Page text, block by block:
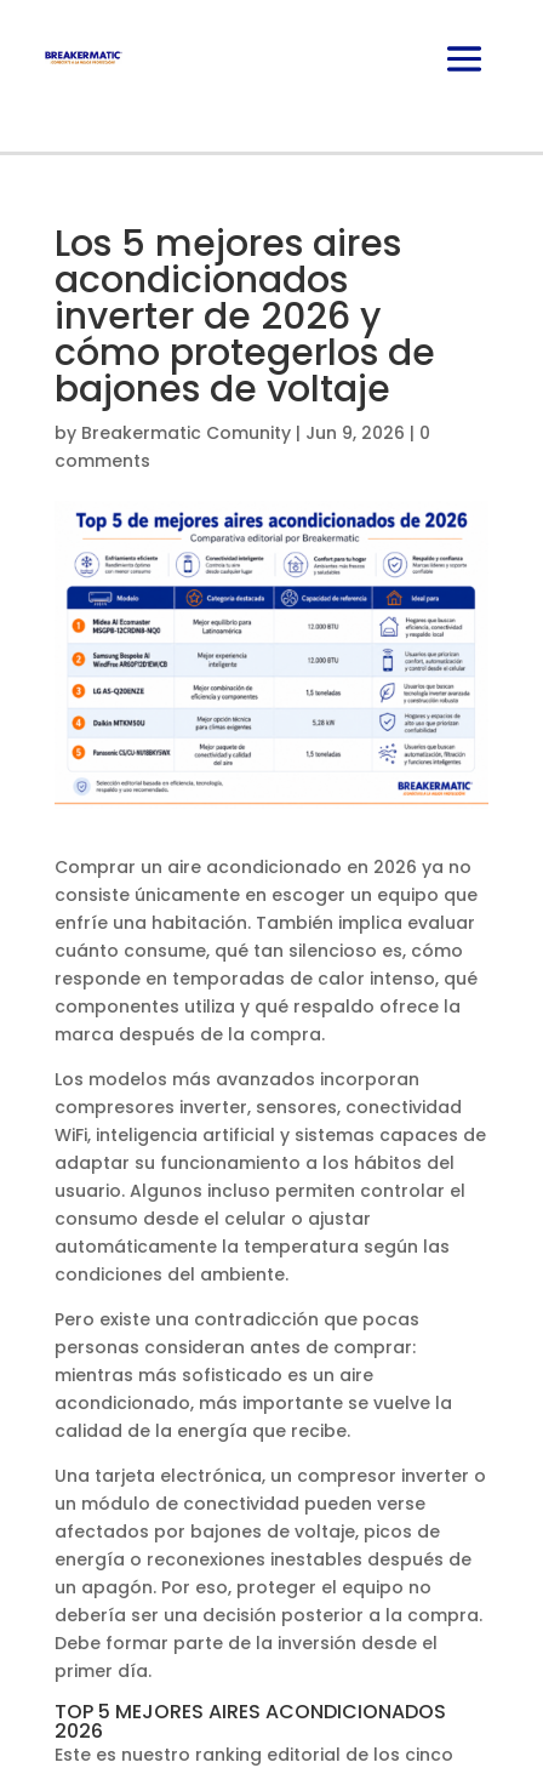
Los 5 mejores aires
acondicionados
inverter de 2026 y
cómo protegerlos de
bajones de voltaje
by Breakermatic Comunity| Jun 9, 2026 | 0
comments
Comprar un aire acondicionado en 2026 ya no
consiste únicamente en escoger un equipo que
enfríe una habitación. También implica evaluar
cuánto consume, qué tan silencioso es, cómo
responde en temporadas de calor intenso, qué
componentes utiliza y qué respaldo ofrece la
marca después de la compra.
Los modelos más avanzados incorporan
compresores inverter, sensores, conectividad
WiFi, inteligencia artificial y sistemas capaces de
adaptar su funcionamiento a los hábitos del
usuario. Algunos incluso permiten controlar el
consumo desde el celular o ajustar
automáticamente la temperatura según las
condiciones del ambiente.
Pero existe una contradicción que pocas
personas consideran antes de comprar:
mientras más sofisticado es un aire
acondicionado, más importante se vuelve la
calidad de la energía que recibe.
Una tarjeta electrónica, un compresor inverter o
un módulo de conectividad pueden verse
afectados por bajones de voltaje, picos de
energía o reconexiones inestables después de
un apagón. Por eso, proteger el equipo no
debería ser una decisión posterior a la compra.
Debe formar parte de la inversión desde el
primer día.
TOP 5 MEJORES AIRES ACONDICIONADOS
2026
Este es nuestro ranking editorial de los cinco